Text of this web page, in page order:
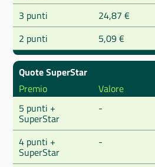
3 punti
24,87 €
2 punti
5,09 €
Quote SuperStar
Premio
Valore
5 punti +
SuperStar
-
4 punti +
SuperStar
-